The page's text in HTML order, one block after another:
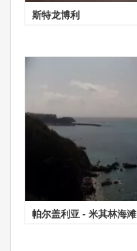
斯特龙博利
帕尔盖利亚 - 米其林海滩